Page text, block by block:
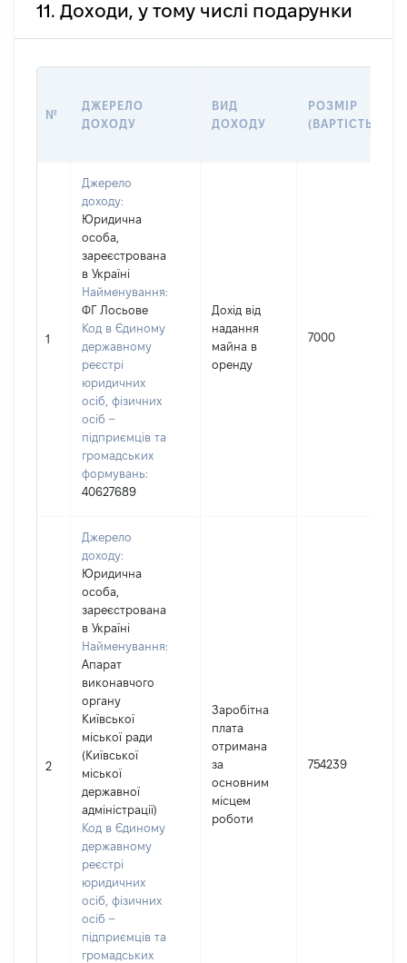
11. Доходи, у тому числі подарунки
№
ДЖЕРЕЛО
ДОХОДУ
ВИД
ДОХОДУ
РОЗМІР
(ВАРТІСТЬ)
1
Джерело
доходу:
Юридична
особа,
зареєстрована
в Україні
Найменування:
ФГ Лосьове
Код в Єдиному
державному
реєстрі
юридичних
осіб, фізичних
осіб –
підприємців та
громадських
формувань:
40627689
Дохід від
надання
майна в
оренду
7000
2
Джерело
доходу:
Юридична
особа,
зареєстрована
в Україні
Найменування:
Апарат
виконавчого
органу
Київської
міської ради
(Київської
міської
державної
адміністрації)
Код в Єдиному
державному
реєстрі
юридичних
осіб, фізичних
осіб –
підприємців та
громадських
Заробітна
плата
отримана
за
основним
місцем
роботи
754239